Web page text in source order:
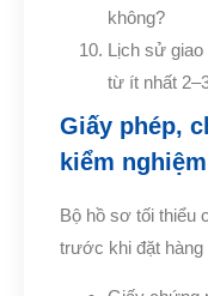
không?
Lịch sử giao
từ ít nhất
Giấy phép,
kiểm
Bộ hồ sơ tối thiểu
trước khi đặt hàng